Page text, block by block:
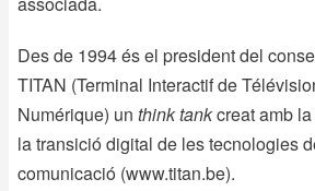
Des de 1994 és el president del
TITAN (Terminal Interactif de
Numérique) un think tankcreat amb
la transició digital de les tecnologies
comunicació (www.titan.be).